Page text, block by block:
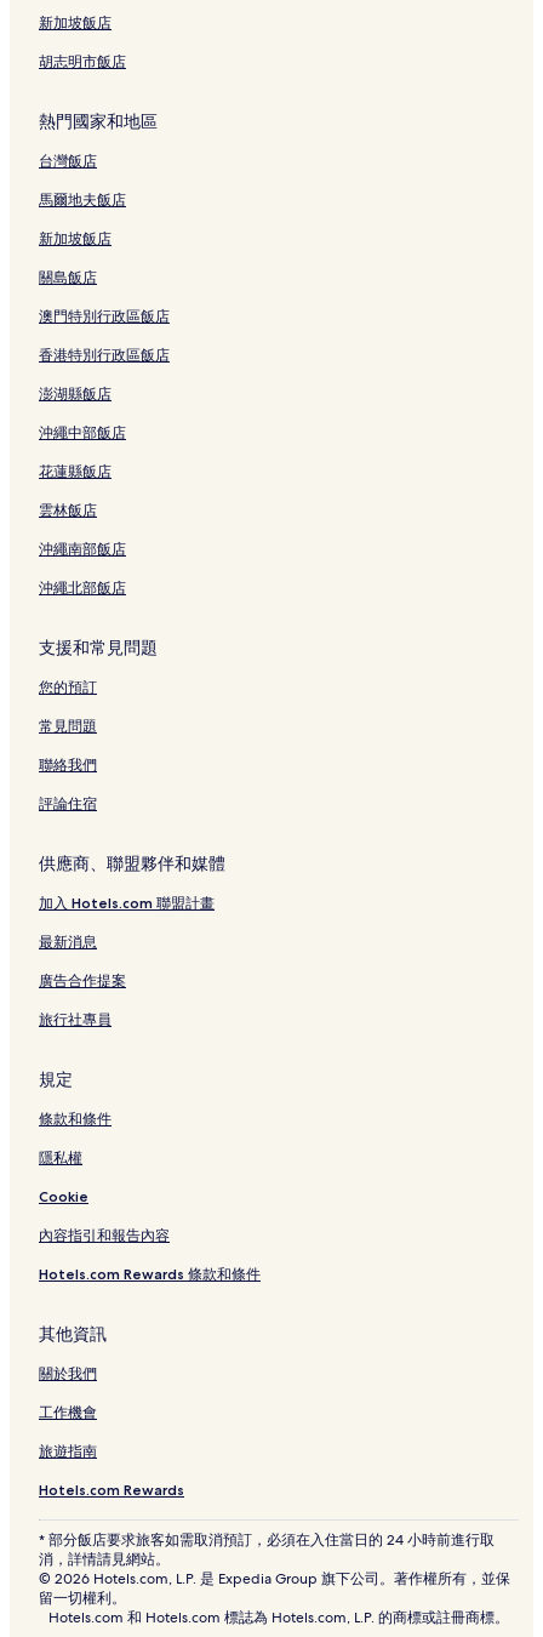
新加坡飯店
胡志明市飯店
熱門國家和地區
台灣飯店
馬爾地夫飯店
新加坡飯店
關島飯店
澳門特別行政區飯店
香港特別行政區飯店
澎湖縣飯店
沖繩中部飯店
花蓮縣飯店
雲林飯店
沖繩南部飯店
沖繩北部飯店
支援和常見問題
您的預訂
常見問題
聯絡我們
評論住宿
供應商、聯盟夥伴和媒體
加入 Hotels.com 聯盟計畫
最新消息
廣告合作提案
旅行社專員
規定
條款和條件
隱私權
Cookie
內容指引和報告內容
Hotels.com Rewards 條款和條件
其他資訊
關於我們
工作機會
旅遊指南
Hotels.com Rewards
* 部分飯店要求旅客如需取消預訂，必須在入住當日的 24 小時前進行取
消，詳情請見網站。
© 2026 Hotels.com, L.P. 是 Expedia Group 旗下公司。著作權所有，並保
留一切權利。
Hotels.com 和 Hotels.com 標誌為 Hotels.com, L.P. 的商標或註冊商標。